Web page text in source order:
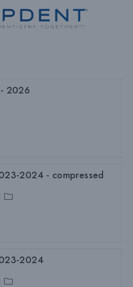
2026
2024 - compressed
Beitragskategorie:
2024
Beitragskategorie: